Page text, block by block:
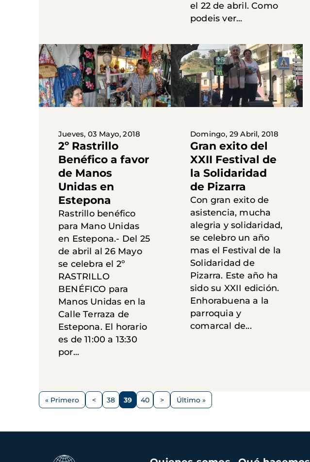
el 22 de abril. Como
podeis ver...
Jueves, 03 Mayo, 2018
2º Rastrillo
Benéfico a favor
de Manos
Unidas en
Estepona
Rastrillo benéfico
para Mano Unidas
en Estepona.- Del 25
de abril al 26 Mayo
se celebra el 2º
RASTRILLO
BENÉFICO para
Manos Unidas en la
Calle Terraza de
Estepona. El horario
es de 11:00 a 13:30
por...
Domingo, 29 Abril, 2018
Gran exito del
XXII Festival de
la Solidaridad
de Pizarra
Con gran exito de
asistencia, mucha
alegria y solidaridad,
se celebro un año
mas el Festival de la
Solidaridad de
Pizarra. Este año ha
sido su XXII edición.
Enhorabuena a la
parroquia y
comarcal de...
Paginación
Primera
« Primero
Página
< Página
38 Página
39 Página
40
Siguiente
>
Última
Último »
Navegación